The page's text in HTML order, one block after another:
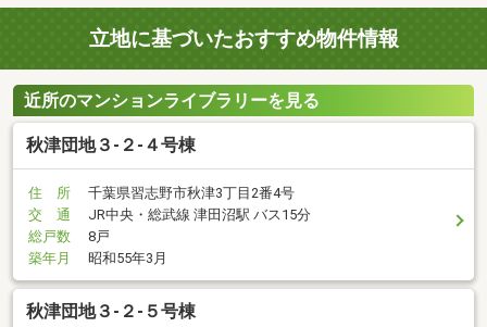
立地に基づいたおすすめ物件情報
近所のマンションライブラリーを見る
秋津団地３-２-４号棟
住 所
千葉県習志野市秋津3丁目2番4号
交 通
JR中央・総武線 津田沼駅 バス15分
総戸数
8戸
築年月
昭和55年3月
秋津団地３-２-５号棟